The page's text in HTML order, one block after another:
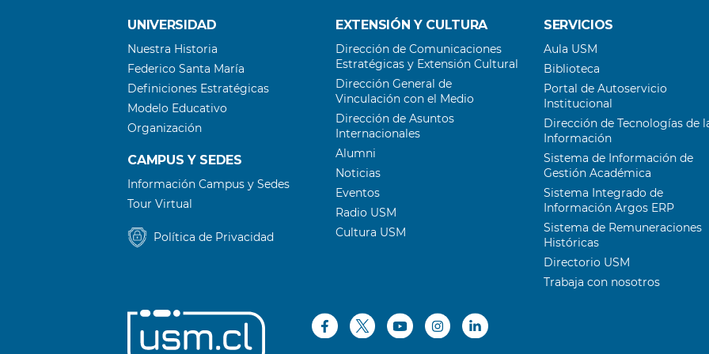
empresarial”
UNIVERSIDAD
Nuestra Historia
Federico Santa María
Definiciones Estratégicas
Modelo Educativo
Organización
CAMPUS Y SEDES
Información Campus y Sedes
Tour Virtual
Política de Privacidad
EXTENSIÓN Y CULTURA
Dirección de Comunicaciones
Estratégicas y Extensión Cultural
Dirección General de
Vinculación con el Medio
Dirección de Asuntos
Internacionales
Alumni
Noticias
Eventos
Radio USM
Cultura USM
SERVICIOS
Aula USM
Biblioteca
Portal de Autoservicio
Institucional
Dirección de Tecnologías de
Información
Sistema de Información de
Gestión Académica
Sistema Integrado de
Información Argos ERP
Sistema de Remuneraciones
Históricas
Directorio USM
Trabaja con nosotros